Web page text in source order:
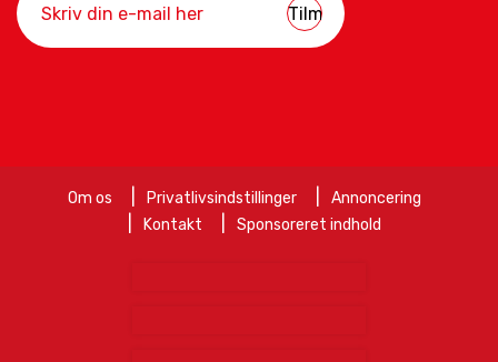
Om os Privatlivsindstillinger
Annoncering
Kontakt
Sponsoreret indhold